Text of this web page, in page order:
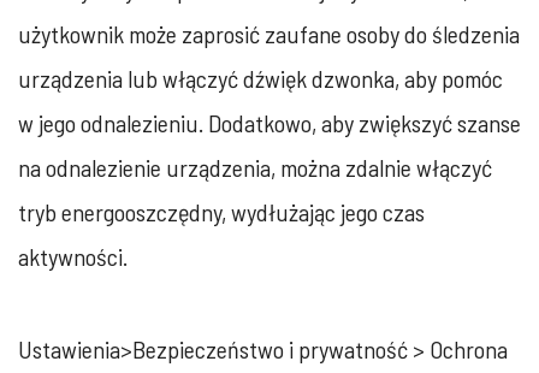
użytkownik może zaprosić zaufane osoby do śledzenia
urządzenia lub włączyć dźwięk dzwonka, aby pomóc
w jego odnalezieniu. Dodatkowo, aby zwiększyć szanse
na odnalezienie urządzenia, można zdalnie włączyć
tryb energooszczędny, wydłużając jego czas
aktywności.
Ustawienia>Bezpieczeństwo i prywatność > Ochrona